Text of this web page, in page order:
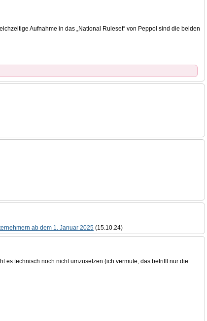
Aufnahme in das „National Ruleset“ von Peppol sind die beiden
ab dem 1. Januar 2025 (15.10.24)
es technisch noch nicht umzusetzen (ich vermute, das betrifft nur die